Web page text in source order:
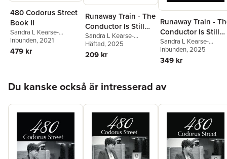
480 Codorus Street
Book II
Sandra L Kearse-
Stockton
Inbunden, 2021
479 kr
Runaway Train - The
Conductor Is Still
On Board!
Sandra L Kearse-
Stockton,Karmentrina S
Kearse-Stockton
Häftad, 2025
209 kr
Runaway Train -
Conductor Is Still
On Board!
Sandra L Kearse-
Stockton,Karmentrina
Kearse-Stockton
Inbunden, 2025
349 kr
Du kanske också är intresserad av